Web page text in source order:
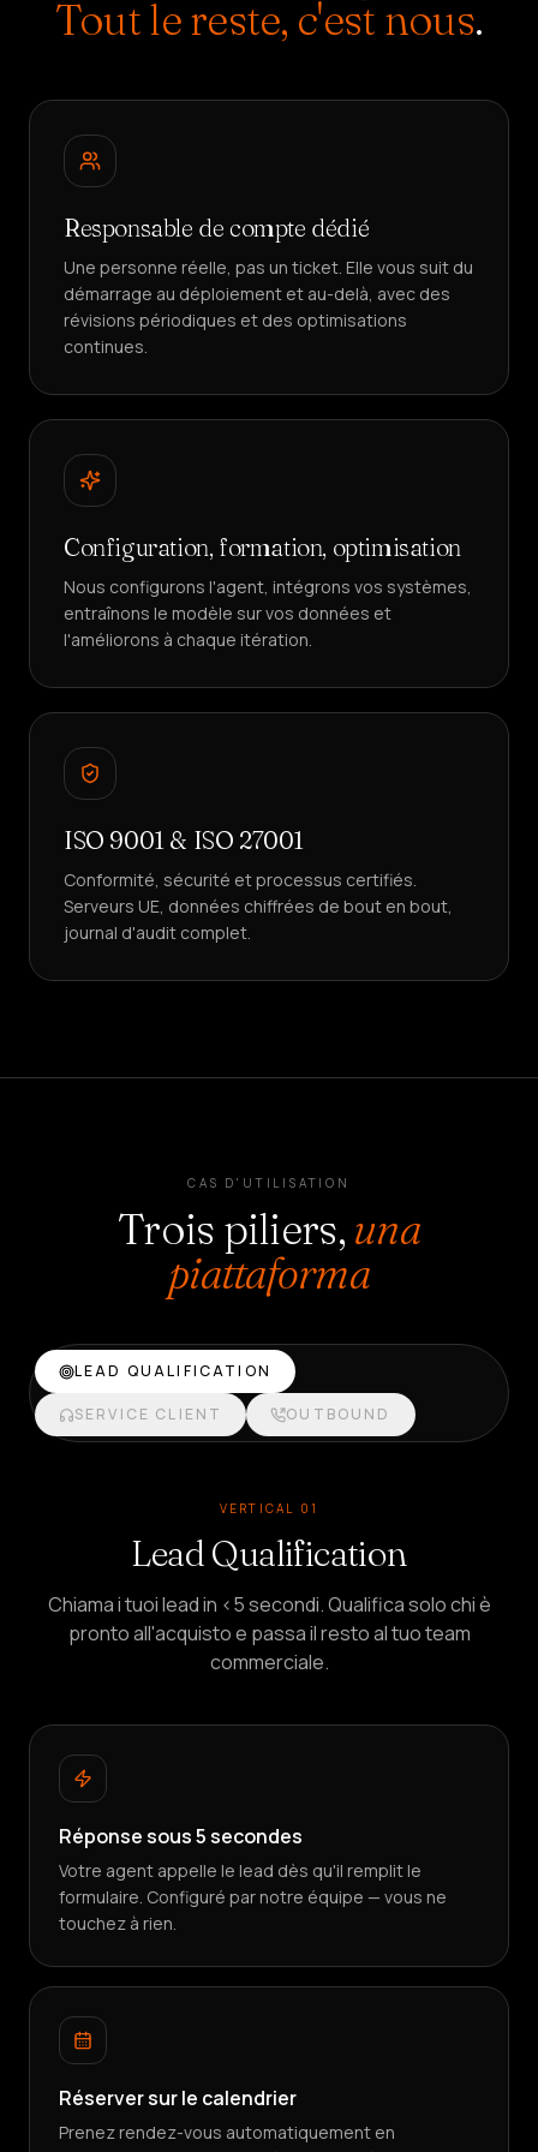
CRÉER
Tout le reste, c'est nous.
Responsable de compte dédié
Une personne réelle, pas un ticket. Elle vous suit du
démarrage au déploiement et au-delà, avec des
révisions périodiques et des optimisations
continues.
Configuration, formation, optimisation
Nous configurons l'agent, intégrons vos systèmes,
entraînons le modèle sur vos données et
l'améliorons à chaque itération.
ISO 9001 & ISO 27001
Conformité, sécurité et processus certifiés.
Serveurs UE, données chiffrées de bout en bout,
journal d'audit complet.
CAS D'UTILISATION
Trois piliers, una
piattaforma
LEAD QUALIFICATION
SERVICE CLIENT OUTBOUND
VERTICAL 01
Lead Qualification
Chiama i tuoi lead in <5 secondi. Qualifica solo chi è
pronto all'acquisto e passa il resto al tuo team
commerciale.
Réponse sous 5 secondes
Votre agent appelle le lead dès qu'il remplit le
formulaire. Configuré par notre équipe — vous ne
touchez à rien.
Réserver sur le calendrier
Prenez rendez-vous automatiquement en